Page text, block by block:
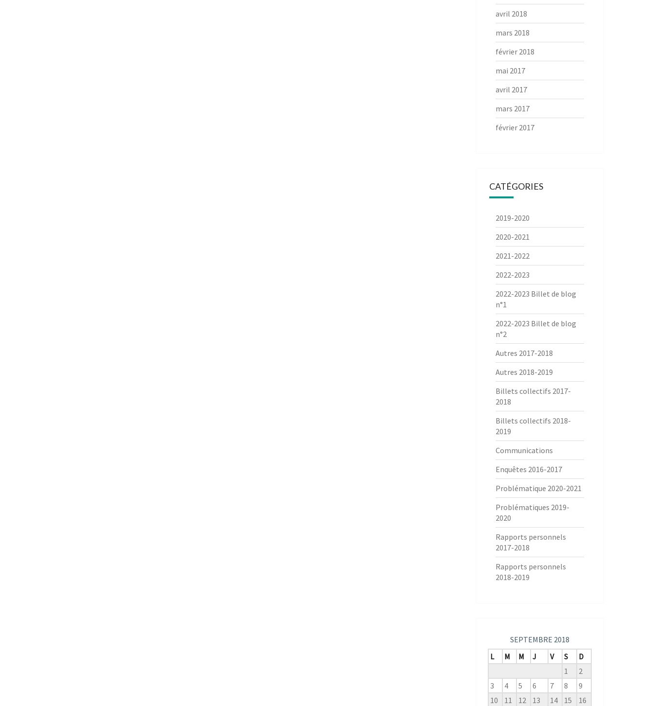
avril 2018
mars 2018
février 2018
mai 2017
avril 2017
mars 2017
février 2017
CATÉGORIES
2019-2020
2020-2021
2021-2022
2022-2023
2022-2023 Billet de blog
n°1
2022-2023 Billet de blog
n°2
Autres 2017-2018
Autres 2018-2019
Billets collectifs 2017-
2018
Billets collectifs 2018-
2019
Communications
Enquêtes 2016-2017
Problématique 2020-2021
Problématiques 2019-
2020
Rapports personnels
2017-2018
Rapports personnels
2018-2019
SEPTEMBRE 2018
L
M M J V S
D
1
2
3
4 5 6 7 8
9
10
11 12 13 14 15 16